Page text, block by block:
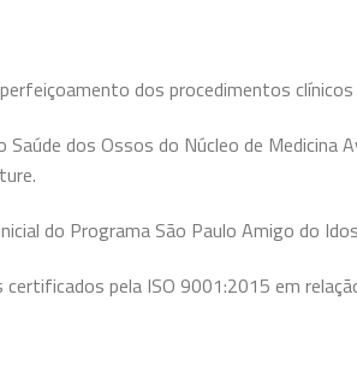
dos procedimentos clínicos
dos Ossos do Núcleo de Medicina
do Programa São Paulo Amigo do
pela ISO 9001:2015 em